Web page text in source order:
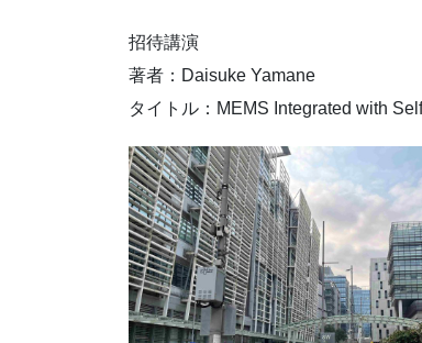
招待講演
著者：Daisuke Yamane
タイトル：MEMS Integrated with